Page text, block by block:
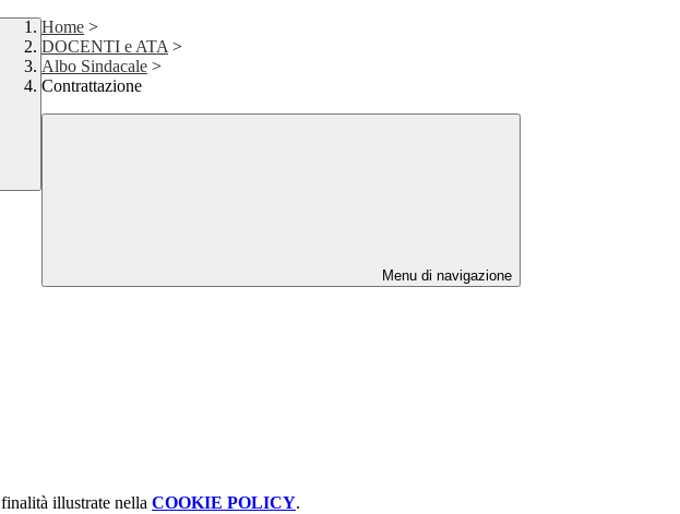
Home >
DOCENTI e ATA >
Albo Sindacale >
Contrattazione
Menu di navigazione
illustrate nella COOKIE POLICY.